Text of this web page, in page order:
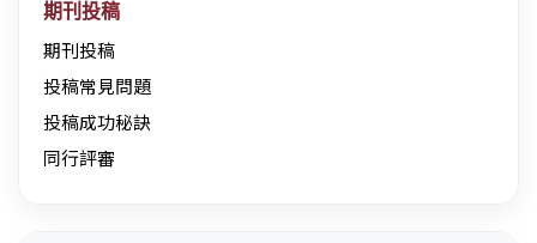
期刊投稿
期刊投稿
投稿常見問題
投稿成功秘訣
同行評審